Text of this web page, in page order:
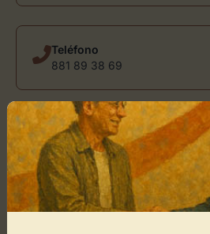
Teléfono
881 89 38 69
Correo Electrónico
usuario@directoriodearte.com